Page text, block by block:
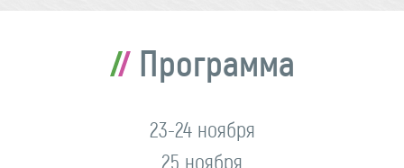
Программа
23-24 ноября
25 ноября